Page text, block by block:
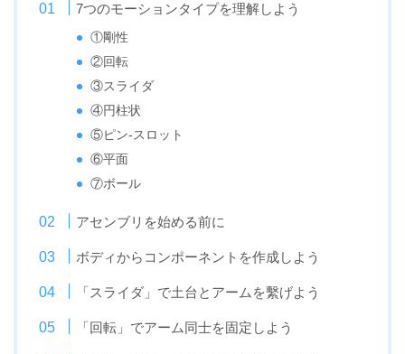
7つのモーションタイプを理解しよう
①剛性
②回転
③スライダ
④円柱状
⑤ピン-スロット
⑥平面
⑦ボール
アセンブリを始める前に
ボディからコンポーネントを作成しよう
「スライダ」で土台とアームを繫げよう
「回転」でアーム同士を固定しよう